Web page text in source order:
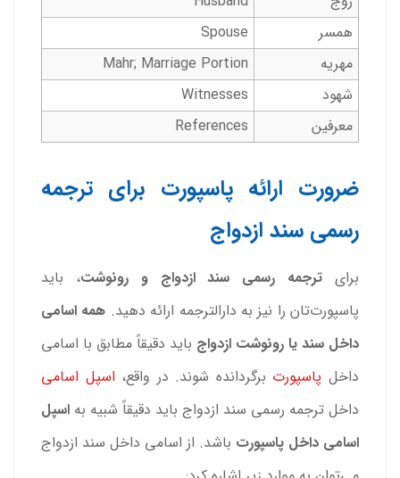
همسر
Spouse
مهریه
Mahr; Marriage Portion
شهود
Witnesses
معرفین
References
ضرورت ارائه پاسپورت برای ترجمه
رسمی سند ازدواج
برای ترجمه رسمی سند ازدواج و رونوشت، باید
پاسپورت‌تان را نیز به دارالترجمه ارائه دهید. همه اسامی
داخل سند یا رونوشت ازدواج باید دقیقاً مطابق با اسامی
داخل پاسپورت برگردانده شوند. در واقع، اسپل اسامی
داخل ترجمه رسمی سند ازدواج باید دقیقاً شبیه به اسپل
اسامی داخل پاسپورت باشد. از اسامی داخل سند ازدواج